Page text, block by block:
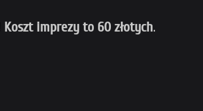
Koszt imprezy to 60 złotych.